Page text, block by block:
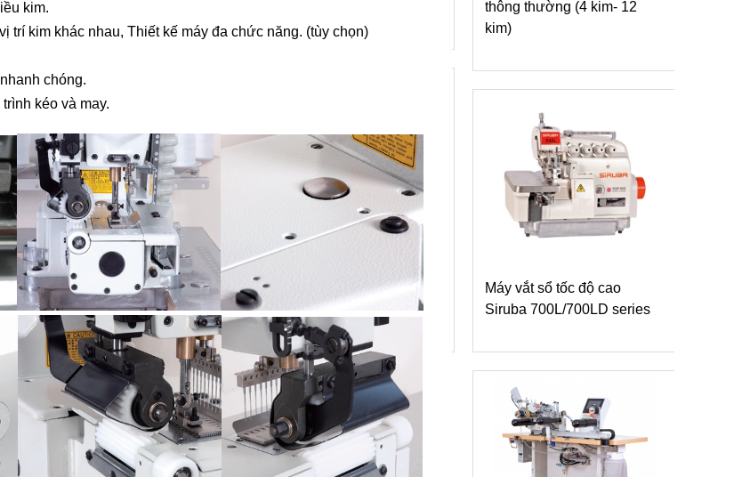
kim.
trí kim khác nhau, Thiết kế máy đa chức năng. (tùy chọn)
chóng.
kéo và may.
Máy trần đè Siruba S007K
dòng S5 -đường may lai cắt
vải bằng dao xén trái
kim)
Máy vắt sổ tốc độ cao
Siruba 700L/700LD series
Máy vắt sổ Siruba 700L
Máy vắt sổ Siruba 700L